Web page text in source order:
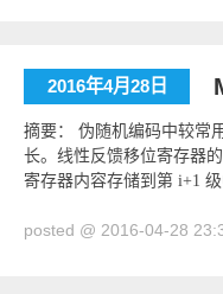
2016年4月28日
摘要： 伪随机编码中较常
长。线性反馈移位寄存器
寄存器内容存储到第 i+1
posted @ 2016-04-28